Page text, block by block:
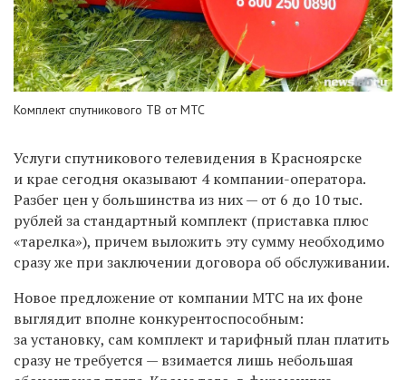
Комплект спутникового ТВ от МТС
Услуги спутникового телевидения в Красноярске
и крае сегодня оказывают 4 компании-оператора.
Разбег цен у большинства из них — от 6 до 10 тыс.
рублей за стандартный комплект (приставка плюс
«тарелка»), причем выложить эту сумму необходимо
сразу же при заключении договора об обслуживании.
Новое предложение от компании МТС на их фоне
выглядит вполне конкурентоспособным:
заустановку, сам комплект и тарифный план платить
сразу не требуется — взимается лишь небольшая